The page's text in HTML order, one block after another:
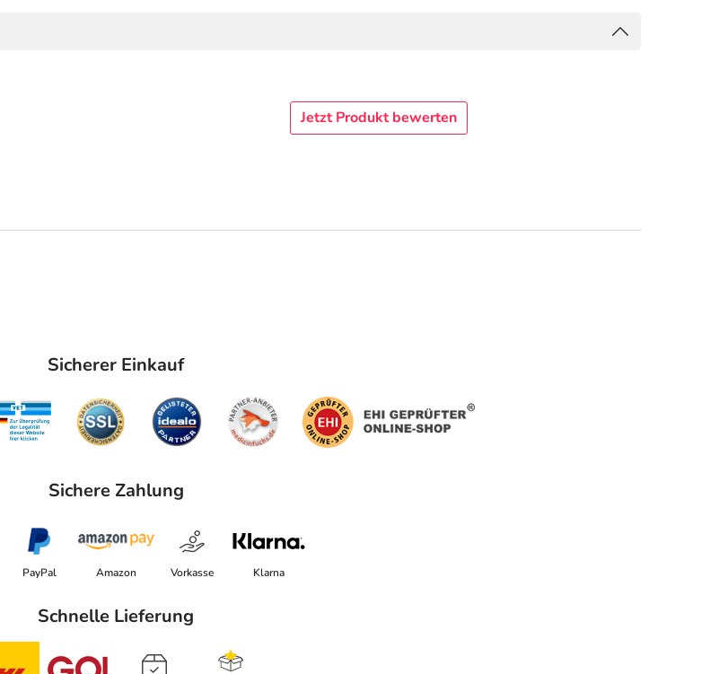
Jetzt Produkt bewerten
Sicherer Einkauf
Sichere Zahlung
PayPal Amazon Vorkasse Klarna
Schnelle Lieferung